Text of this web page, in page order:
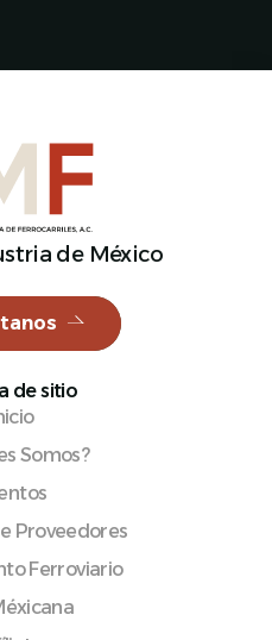
de México
de sitio
Somos?
Proveedores
Ferroviario